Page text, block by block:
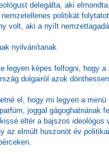
delegálta, aki
politikát
volt, aki a nyílt
nyilvánítanak.
legyen képes felfogni, hogy
dolgairól azok
el, hogy mi legyen a
joggal gágoghatnának
eltér a bajszos
az elmúlt huszonöt év